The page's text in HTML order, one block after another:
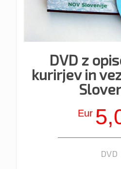
DVD z
kurirjev in
Eur
DVD